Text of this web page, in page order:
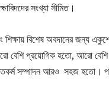
সংখ্যা সীমিত।
শিক্ষায় বিশেষ অবদানের জন্য
বেশি প্রয়োগিক হতো, আরো
সম্পাদন আরও সহজ হতো।